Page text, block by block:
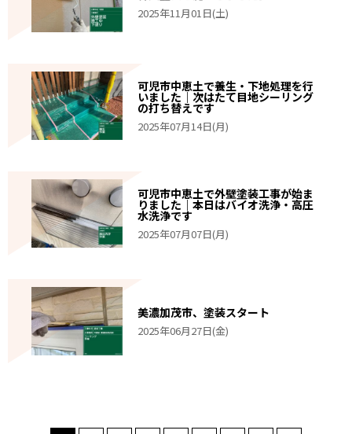
2025年11月01日(土)
可児市中恵土で養生・下地処理を行
いました｜次はたて目地シーリング
の打ち替えです
2025年07月14日(月)
可児市中恵土で外壁塗装工事が始ま
りました｜本日はバイオ洗浄・高圧
水洗浄です
2025年07月07日(月)
美濃加茂市、塗装スタート
2025年06月27日(金)